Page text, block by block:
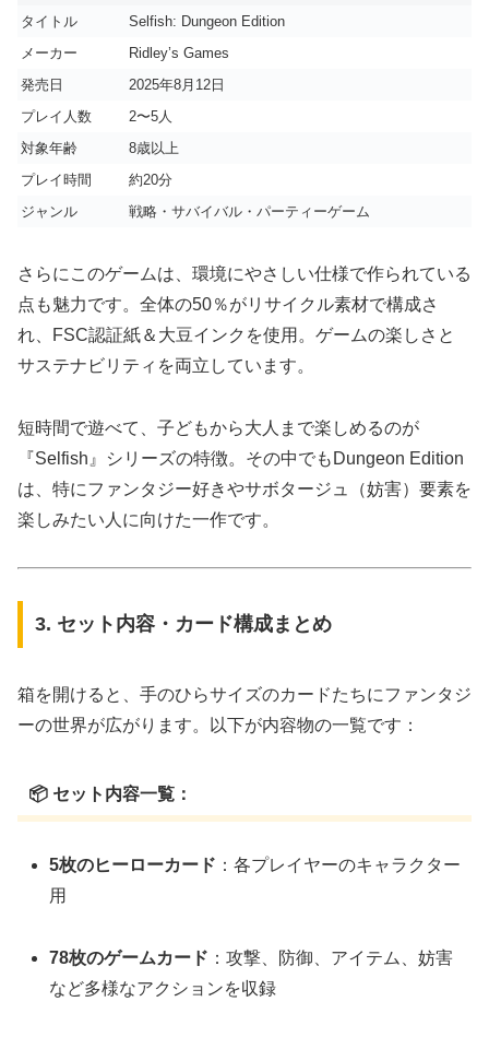
タイトル
Selfish: Dungeon Edition
メーカー
Ridley’s Games
発売日
2025年8月12日
プレイ人数
2〜5人
対象年齢
8歳以上
プレイ時間
約20分
ジャンル
戦略・サバイバル・パーティーゲーム
さらにこのゲームは、環境にやさしい仕様で作られている
点も魅力です。全体の50％がリサイクル素材で構成さ
れ、FSC認証紙＆大豆インクを使用。ゲームの楽しさと
サステナビリティを両立しています。
短時間で遊べて、子どもから大人まで楽しめるのが
『Selfish』シリーズの特徴。その中でもDungeon Edition
は、特にファンタジー好きやサボタージュ（妨害）要素を
楽しみたい人に向けた一作です。
3. セット内容・カード構成まとめ
箱を開けると、手のひらサイズのカードたちにファンタジ
ーの世界が広がります。以下が内容物の一覧です：
📦 セット内容一覧：
5枚のヒーローカード ：各プレイヤーのキャラクター
用
78枚のゲームカード ：攻撃、防御、アイテム、妨害
など多様なアクションを収録